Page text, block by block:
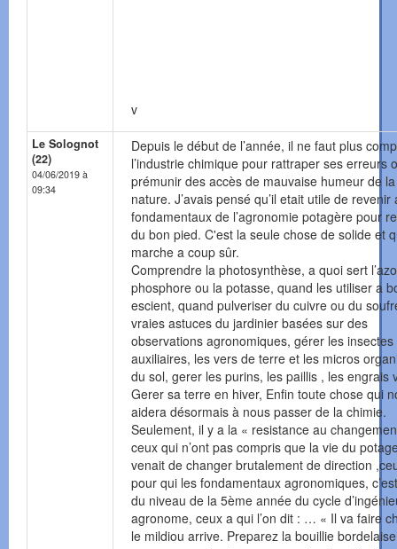
v
Le Solognot
(22)
04/06/2019 à
09:34
Depuis le début de l’année, il ne faut plus
l’industrie chimique pour rattraper ses erreurs
prémunir des accès de mauvaise humeur de la
nature. J’avais pensé qu’il etait utile de revenir
fondamentaux de l’agronomie potagère pour
du bon pied. C'est la seule chose de solide et
marche a coup sûr.
Comprendre la photosynthèse, a quoi sert
phosphore ou la potasse, quand les utiliser a
escient, quand pulveriser du cuivre ou du
vraies astuces du jardinier basées sur des
observations agronomiques, gérer les insectes
auxiliaires, les vers de terre et les micros
du sol, gerer les purins, les paillis , les
Gerer sa terre en hiver, Enfin toute chose qui
aidera désormais à nous passer de la chimie.
Seulement, il y a la « resistance au
ceux qui n’ont pas compris que la vie du
venait de changer brutalement de direction
pour qui les fondamentaux agronomiques,
du niveau de la 5ème année du cycle
agronome, ceux a qui l’on dit : … « Il va faire
le mildiou arrive. Preparez la bouillie